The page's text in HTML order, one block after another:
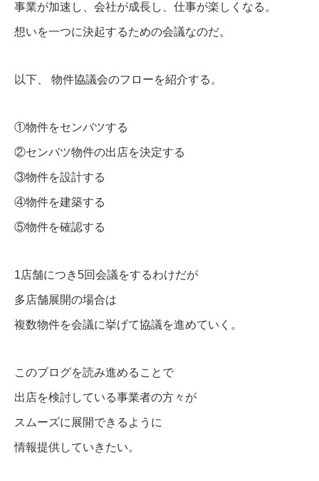
事業が加速し、会社が成長し、仕事が楽しくなる。
想いを一つに決起するための会議なのだ。
以下、 物件協議会のフローを紹介する。
①物件をセンバツする
②センバツ物件の出店を決定する
③物件を設計する
④物件を建築する
⑤物件を確認する
1店舗につき5回会議をするわけだが
多店舗展開の場合は
複数物件を会議に挙げて協議を進めていく。
このブログを読み進めることで
出店を検討している事業者の方々が
スムーズに展開できるように
情報提供していきたい。